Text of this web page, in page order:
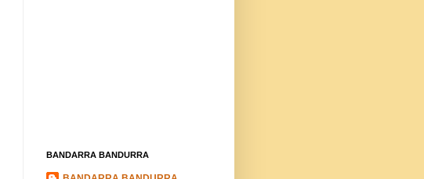
BANDARRA BANDURRA